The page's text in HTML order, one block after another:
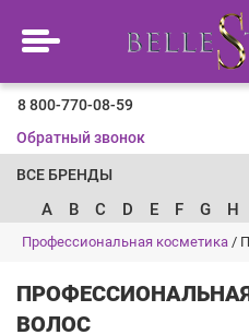
8 800-770-08-59
Обратный звонок
ВСЕ БРЕНДЫ
A B C D E F G H
Профессиональная косметика /
ВОЛОС